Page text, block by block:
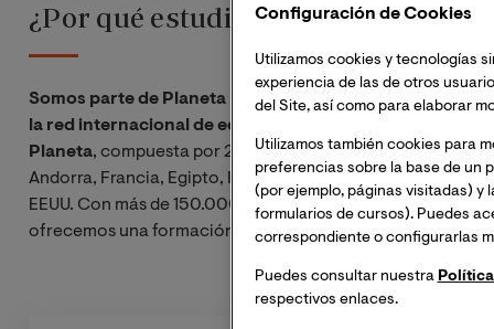
¿Por qué estudiar en VIU?
Somos parte de Planeta Formación y Universidades,
la red internacional de educación superior de Grupo
Planeta, compuesta por 22 instituciones en España,
Andorra, Francia, Egipto, Italia, Marruecos, Colombia y
EEUU. Con más de 150.000 estudiantes de 100 países,
ofrecemos una formación de alcance internacional.
Configuración de Cookies
Utilizamos cookies y tecnologías
experiencia de las de otros
del Site, así como para elaborar
Utilizamos también cookies para
preferencias sobre la base de un
(por ejemplo, páginas visitadas) y
formularios de cursos). Puedes
correspondiente o configurarlas
Puedes consultar nuestra
respectivos enlaces.